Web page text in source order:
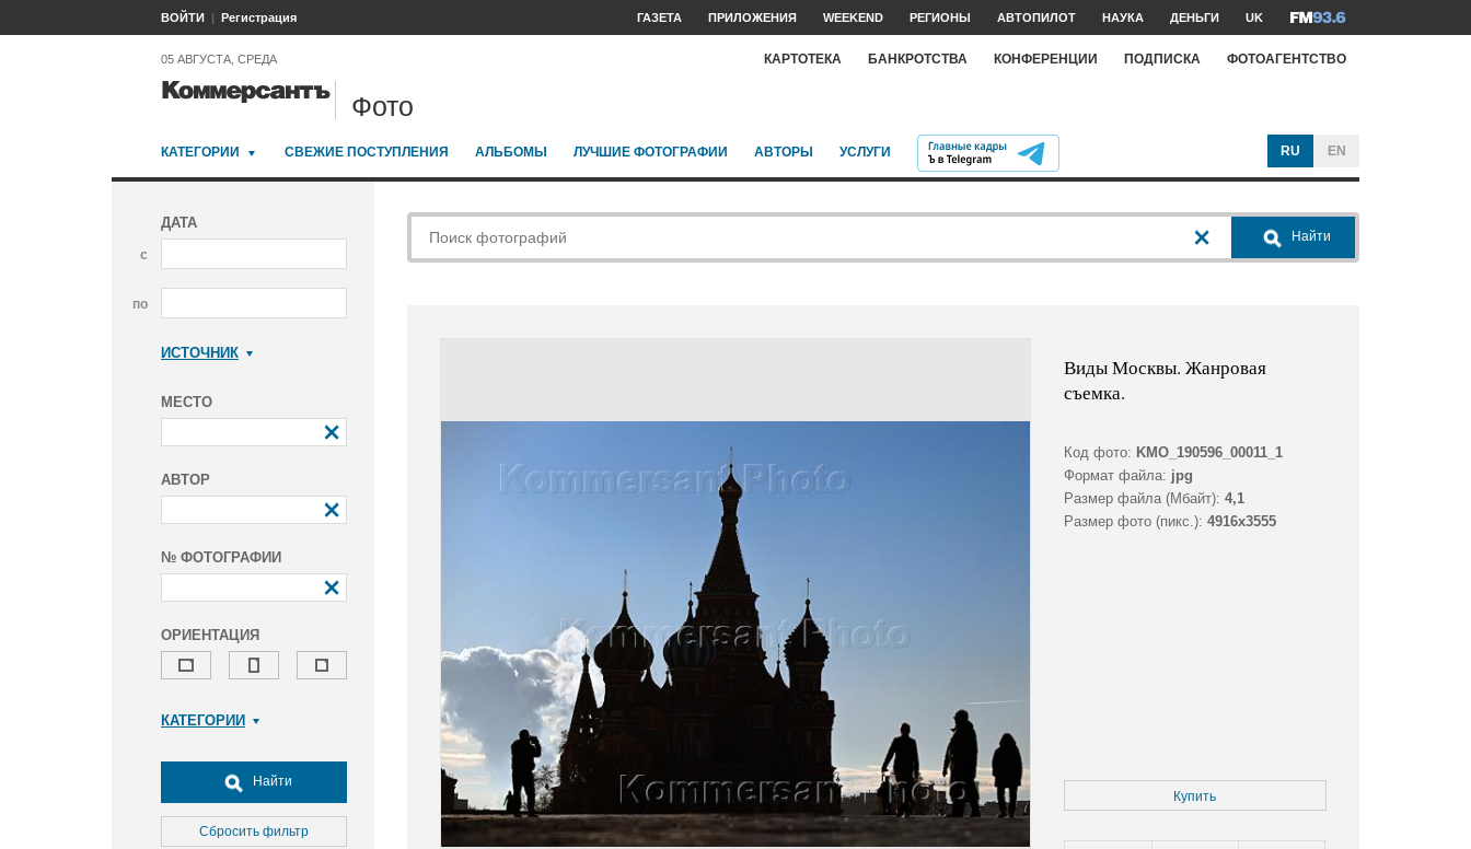
ВОЙТИ Регистрация ГАЗЕТА ПРИЛОЖЕНИЯ WEEKEND РЕГИОНЫ АВТОПИЛОТ НАУКА ДЕНЬГИ UK
05 АВГУСТА, СРЕДА КАРТОТЕКА БАНКРОТСТВА КОНФЕРЕНЦИИ ПОДПИСКА ФОТОАГЕНТСТВО
Фото
КАТЕГОРИИ СВЕЖИЕ ПОСТУПЛЕНИЯ АЛЬБОМЫ ЛУЧШИЕ ФОТОГРАФИИ АВТОРЫ УСЛУГИ RU EN
ДАТА
с
по
ИСТОЧНИК
МЕСТО
АВТОР
№ ФОТОГРАФИИ
ОРИЕНТАЦИЯ
КАТЕГОРИИ
Досуг, туризм и отдых
Культура
Медицина
Найти
Сбросить фильтр
Найти
Виды Москвы. Жанровая
съемка.
Код фото: KMO_190596_00011_1
Формат файла: jpg
Размер файла (Мбайт): 4,1
Размер фото (пикс.): 4916x3555
Купить